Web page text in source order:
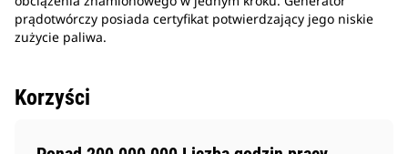
prądotwórczy posiada certyfikat potwierdzający jego niskie
zużycie paliwa.
Korzyści